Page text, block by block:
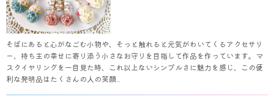
そばにあると心がなごむ小物や、そっと触れると元気がわいてくるアクセサリ
ー、持ち主の幸せに寄り添う小さなお守りを目指して作品を作っています。マ
スクイヤリングを一目見た時、これ以上ないシンプルさに魅力を感じ、この便
利な発明品はたくさんの人の笑顔...